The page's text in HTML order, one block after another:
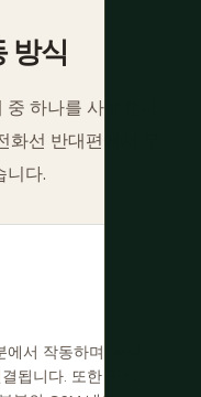
방식
하나를 사용합니
선 반대편에서 무
니다.
서 작동하며, 하나
됩니다. 또한 공식